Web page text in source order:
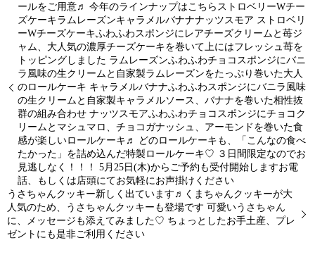
ールをご用意♬ 今年のラインナップはこちらストロベリーWチー
ズケーキラムレーズンキャラメルバナナナッツスモア ストロベリ
ーWチーズケーキふわふわスポンジにレアチーズクリームと苺ジ
ャム、大人気の濃厚チーズケーキを巻いて上にはフレッシュ苺を
トッピングしました ラムレーズンふわふわチョコスポンジにバニ
ラ風味の生クリームと自家製ラムレーズンをたっぷり巻いた大人
のロールケーキ キャラメルバナナふわふわスポンジにバニラ風味
の生クリームと自家製キャラメルソース、バナナを巻いた相性抜
群の組み合わせ ナッツスモアふわふわチョコスポンジにチョコク
リームとマシュマロ、チョコガナッシュ、アーモンドを巻いた食
感が楽しいロールケーキ♬ どのロールケーキも、「こんなの食べ
たかった」を詰め込んだ特製ロールケーキ♡ ３日間限定なのでお
見逃しなく！！！ 5月25日(木)からご予約も受付開始しますお電
話、もしくは店頭にてお気軽にお声掛けください️
うさちゃんクッキー新しく出ています♬くまちゃんクッキーが大
人気のため、うさちゃんクッキーも登場です 可愛いうさちゃん
に、メッセージも添えてみました♡ ちょっとしたお手土産、プレ
ゼントにも是非ご利用ください